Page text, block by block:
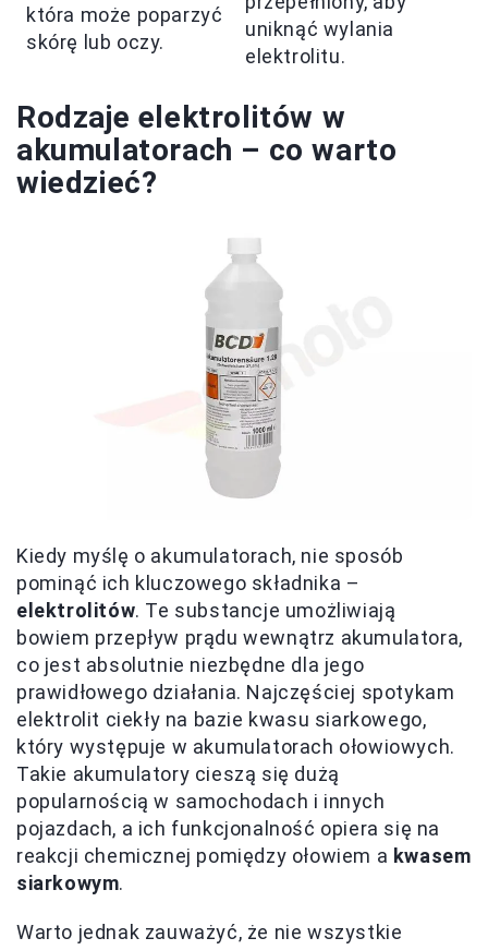
która może poparzyć
skórę lub oczy.
uniknąć wylania
elektrolitu.
Rodzaje elektrolitów w
akumulatorach – co warto
wiedzieć?
Kiedy myślę o akumulatorach, nie sposób
pominąć ich kluczowego składnika –
elektrolitów. Te substancje umożliwiają
bowiem przepływ prądu wewnątrz akumulatora,
co jest absolutnie niezbędne dla jego
prawidłowego działania. Najczęściej spotykam
elektrolit ciekły na bazie kwasu siarkowego,
który występuje w akumulatorach ołowiowych.
Takie akumulatory cieszą się dużą
popularnością w samochodach i innych
pojazdach, a ich funkcjonalność opiera się na
reakcji chemicznej pomiędzy ołowiem a kwasem
siarkowym.
Warto jednak zauważyć, że nie wszystkie